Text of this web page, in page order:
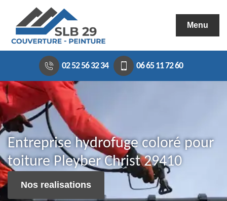
Menu
02 52 56 32 34 06 65 11 72 60
Entreprise hydrofuge coloré pour
toiture Pleyber Christ 29410
Nos realisations